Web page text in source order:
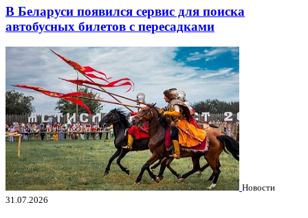
В Беларуси появился сервис для поиска
автобусных билетов с пересадками
Новости
31.07.2026